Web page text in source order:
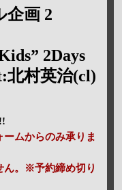
企画 2
2Days
北村英治(cl)
ムからのみ承りま
ん。※予約締め切り